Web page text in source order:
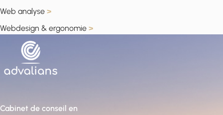
Web analyse >
Webdesign & ergonomie >
Cabinet de conseil en